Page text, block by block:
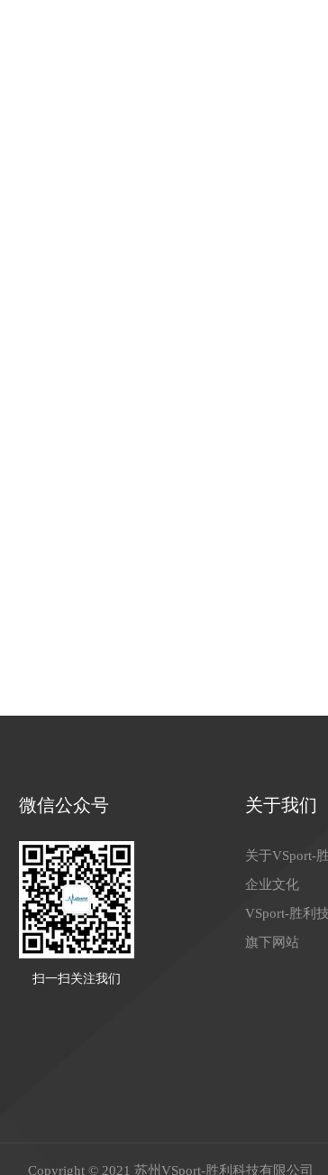
微信公众号
扫一扫关注我们
关于我们
关于VSport-
企业文化
VSport-胜利
旗下网站
Copyright © 2021 苏州VSport-胜利科技有限公司